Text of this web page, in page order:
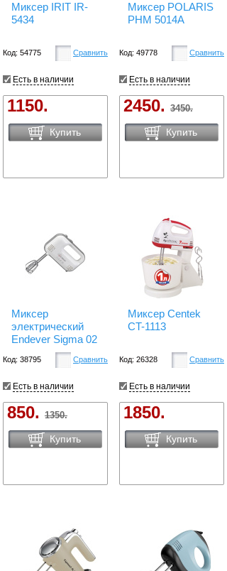
Миксер IRIT IR-
5434
Код: 54775 Сравнить
Есть в наличии
1150.
Купить
Миксер POLARIS
PHM 5014A
Код: 49778 Сравнить
Есть в наличии
2450. 3450.
Купить
Миксер
электрический
Endever Sigma 02
Код: 38795 Сравнить
Есть в наличии
850. 1350.
Купить
Миксер Centek
CT-1113
Код: 26328 Сравнить
Есть в наличии
1850.
Купить